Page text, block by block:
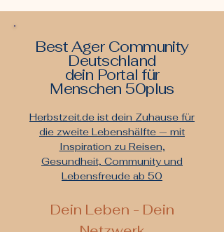
Best Ager Community
Deutschland
dein Portal für
Menschen 50plus
Herbstzeit.de ist dein Zuhause für
die zweite Lebenshälfte — mit
Inspiration zu Reisen,
Gesundheit, Community und
Lebensfreude ab 50
Dein Leben - Dein